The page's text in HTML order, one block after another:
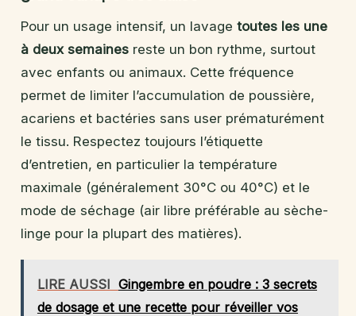
Pour un usage intensif, un lavage toutes les une
à deux semaines reste un bon rythme, surtout
avec enfants ou animaux. Cette fréquence
permet de limiter l’accumulation de poussière,
acariens et bactéries sans user prématurément
le tissu. Respectez toujours l’étiquette
d’entretien, en particulier la température
maximale (généralement 30°C ou 40°C) et le
mode de séchage (air libre préférable au sèche-
linge pour la plupart des matières).
LIRE AUSSI Gingembre en poudre : 3 secrets
de dosage et une recette pour réveiller vos